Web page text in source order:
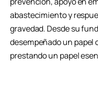
abastecimiento y
gravedad. Desde su
desempeñado un
prestando un papel